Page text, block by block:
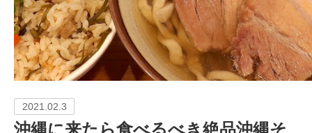
2021.02.3
沖縄に来たら食べるべき絶品沖縄そ